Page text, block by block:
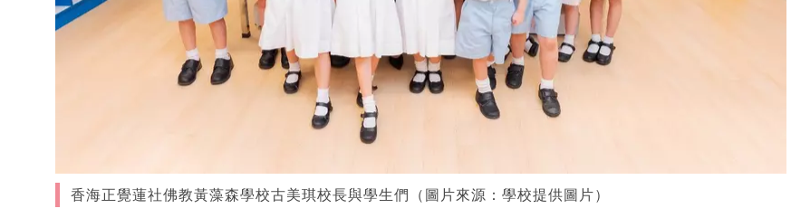
香海正覺蓮社佛教黃藻森學校古美琪校長與學生們（圖片來源：學校提供圖片）